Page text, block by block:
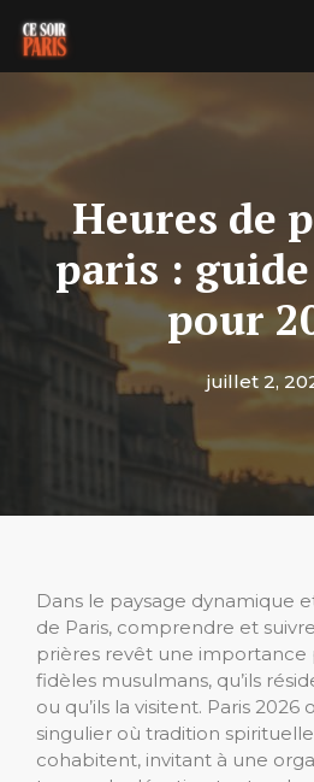
contenu
Heures de
paris :
pour
juillet 2,
Dans le paysage dynamique
de Paris, comprendre et
prières revêt une importance
fidèles musulmans, qu’ils
ou qu’ils la visitent. Paris 2026
singulier où tradition
cohabitent, invitant à une